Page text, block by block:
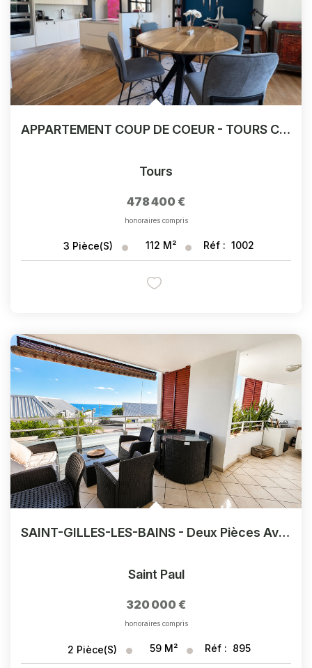
APPARTEMENT COUP DE COEUR - TOURS CENTRE - QUARTIER HISTORIQUE - CALME
Tours
478 400 €
honoraires compris
3 Pièce(s) 112 M² Réf : 1002
SAINT-GILLES-LES-BAINS - Deux Pièces Avec Terrasse De 17m2- Chemin Summer
Saint Paul
320 000 €
honoraires compris
2 Pièce(s) 59 M² Réf : 895